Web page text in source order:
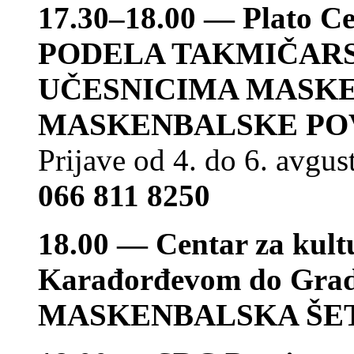
17.30–18.00 — Plato
PODELA
UČESNICIMA
MASKENBALSKE
Prijave od 4. do 6.
066 811 8250
18.00 — Centar za
Karađorđevom do
MASKENBALSKA